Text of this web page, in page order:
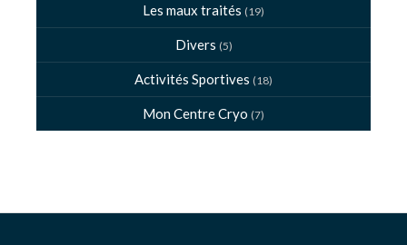
Les maux traités (19)
Divers (5)
Activités Sportives (18)
Mon Centre Cryo (7)